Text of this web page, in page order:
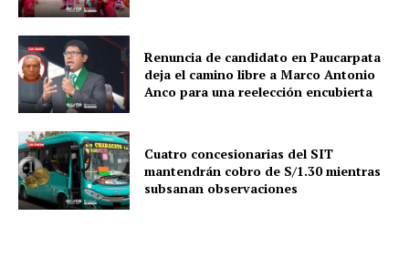
Renuncia de candidato en Paucarpata
deja el camino libre a Marco Antonio
Anco para una reelección encubierta
Cuatro concesionarias del SIT
mantendrán cobro de S/1.30 mientras
subsanan observaciones